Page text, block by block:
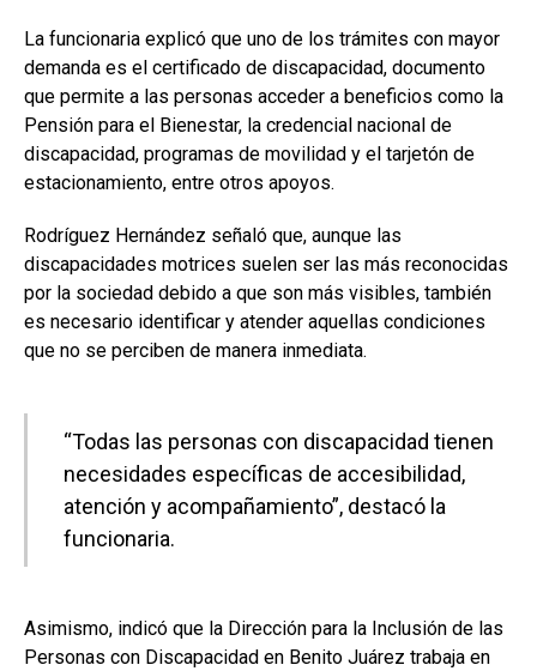
La funcionaria explicó que uno de los trámites con mayor
demanda es el certificado de discapacidad, documento
que permite a las personas acceder a beneficios como la
Pensión para el Bienestar, la credencial nacional de
discapacidad, programas de movilidad y el tarjetón de
estacionamiento, entre otros apoyos.
Rodríguez Hernández señaló que, aunque las
discapacidades motrices suelen ser las más reconocidas
por la sociedad debido a que son más visibles, también
es necesario identificar y atender aquellas condiciones
que no se perciben de manera inmediata.
“Todas las personas con discapacidad tienen
necesidades específicas de accesibilidad,
atención y acompañamiento”, destacó la
funcionaria.
Asimismo, indicó que la Dirección para la Inclusión de las
Personas con Discapacidad en Benito Juárez trabaja en